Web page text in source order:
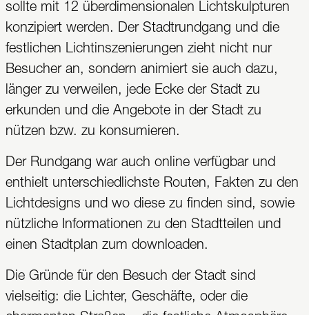
sollte mit 12 überdimensionalen Lichtskulpturen
konzipiert werden. Der Stadtrundgang und die
festlichen Lichtinszenierungen zieht nicht nur
Besucher an, sondern animiert sie auch dazu,
länger zu verweilen, jede Ecke der Stadt zu
erkunden und die Angebote in der Stadt zu
nützen bzw. zu konsumieren.
Der Rundgang war auch online verfügbar und
enthielt unterschiedlichste Routen, Fakten zu den
Lichtdesigns und wo diese zu finden sind, sowie
nützliche Informationen zu den Stadtteilen und
einen Stadtplan zum downloaden.
Die Gründe für den Besuch der Stadt sind
vielseitig: die Lichter, Geschäfte, oder die